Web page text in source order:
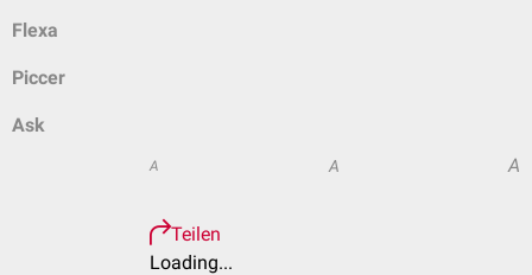
Flexa
Piccer
Ask
A A A
Teilen
Loading...